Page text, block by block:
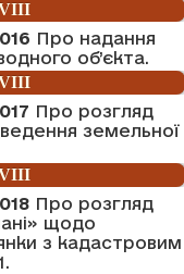
VIII
Про надання
об’єкта.
VIII
Про розгляд
земельної
VIII
Про розгляд
щодо
з кадастровим